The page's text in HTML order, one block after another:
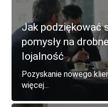
Jak podziękować
pomysły na
lojalność
Pozyskanie nowego
więcej...